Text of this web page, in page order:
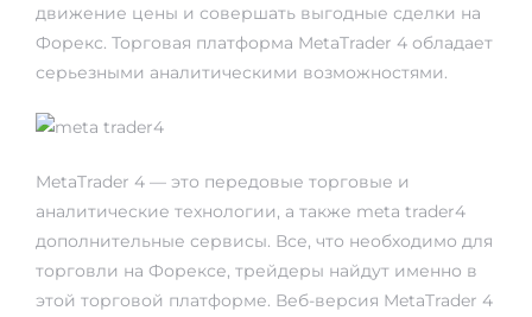
движение цены и совершать выгодные сделки на
Форекс. Торговая платформа MetaTrader 4 обладает
серьезными аналитическими возможностями.
MetaTrader 4 — это передовые торговые и
аналитические технологии, а также meta trader4
дополнительные сервисы. Все, что необходимо для
торговли на Форексе, трейдеры найдут именно в
этой торговой платформе. Веб-версия MetaTrader 4